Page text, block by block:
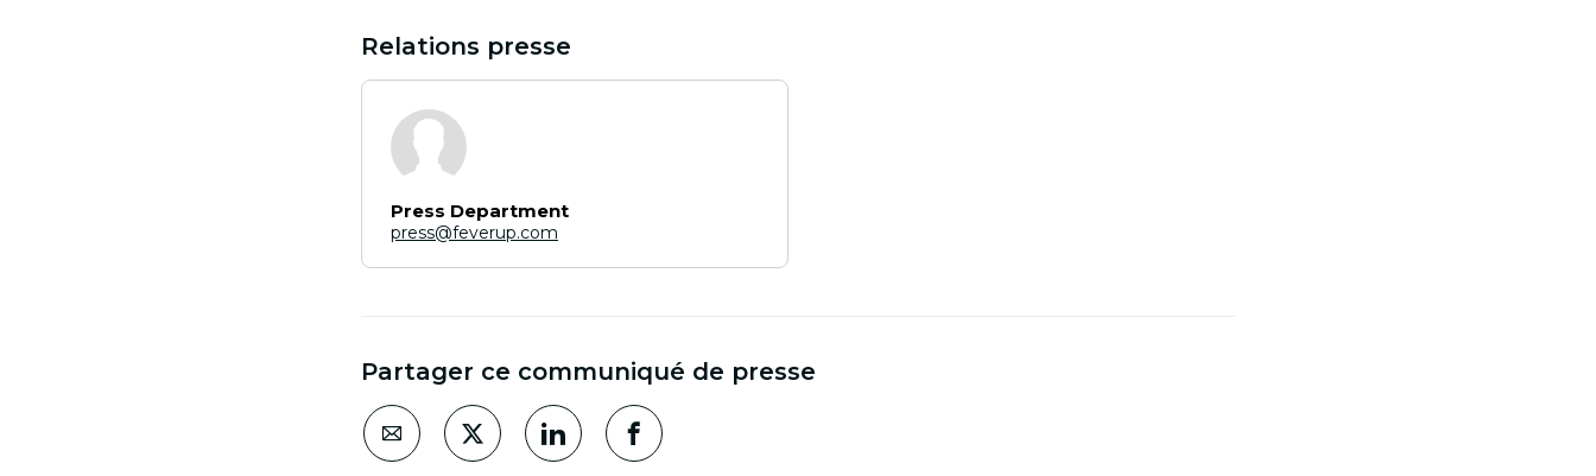
Relations presse
Press Department
press@feverup.com
Partager ce communiqué de presse